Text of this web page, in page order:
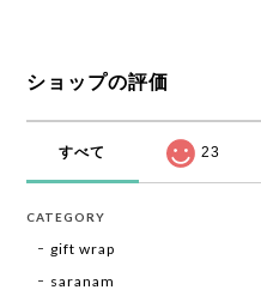
ショップの評価
すべて 23
CATEGORY
gift wrap
saranam